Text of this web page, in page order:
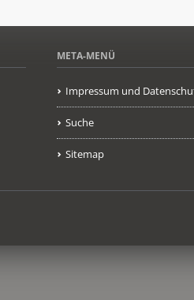
META-MENÜ
Impressum und
Suche
Sitemap